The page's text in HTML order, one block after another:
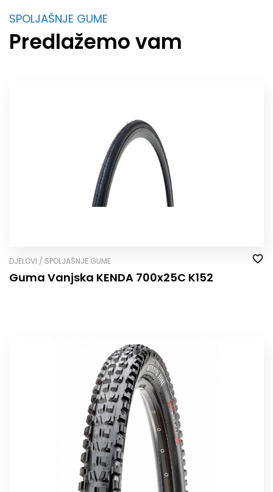
SPOLJAŠNJE GUME
Predlažemo vam
DJELOVI / SPOLJAŠNJE GUME
Guma Vanjska KENDA 700x25C K152